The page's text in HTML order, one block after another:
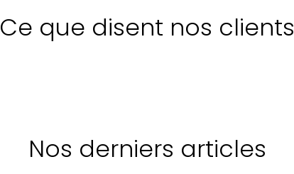
Ce que disent nos clients
Nos derniers articles